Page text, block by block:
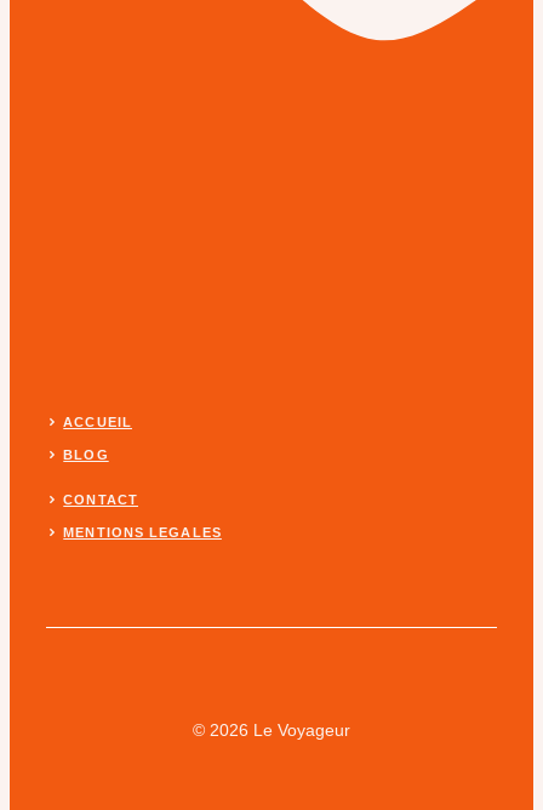
ACCUEIL
BLOG
CONTACT
MENTIONS LEGALES
© 2026 Le Voyageur